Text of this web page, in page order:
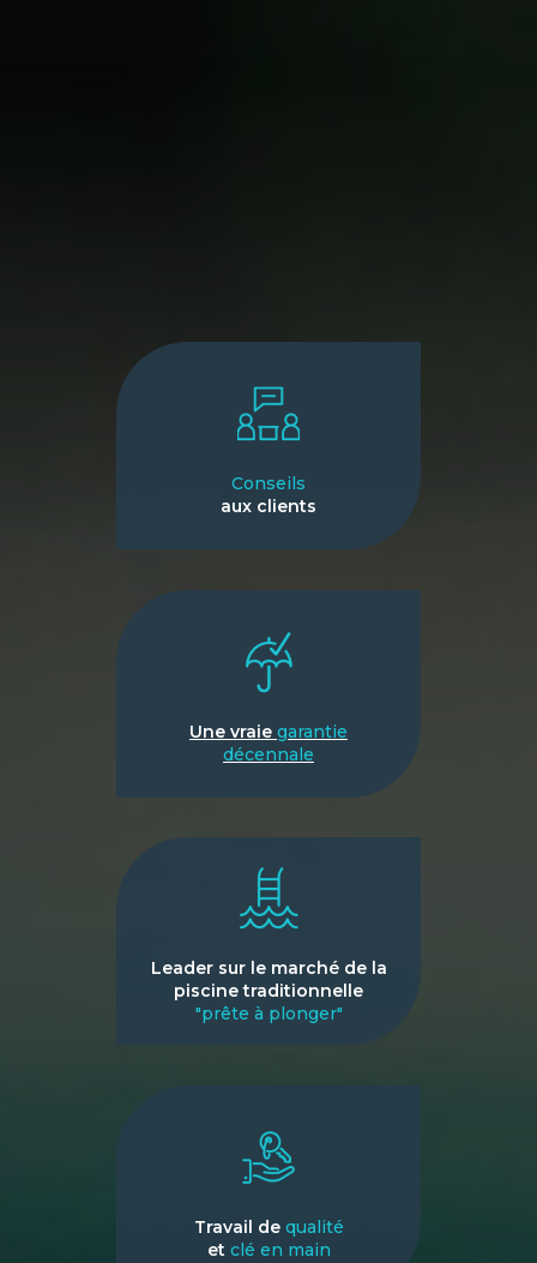
Conseils
aux clients
Une vraie garantie
décennale
Leader sur le marché de la
piscine traditionnelle
"prête à plonger"
Travail de qualité
et clé en main